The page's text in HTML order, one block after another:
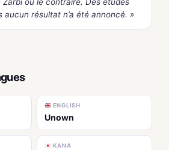
ou le contraire. Des études
aucun résultat n’a été annoncé. »
ENGLISH
Unown
KANA